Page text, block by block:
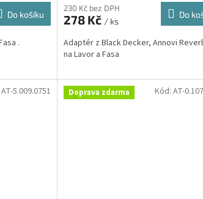
Do košíku
.
230 Kč bez DPH
278 Kč / ks
Do
Adaptér z Black Decker, Annovi
na Lavor a Fasa
AT-5.009.0751 Doprava zdarma Kód: AT-